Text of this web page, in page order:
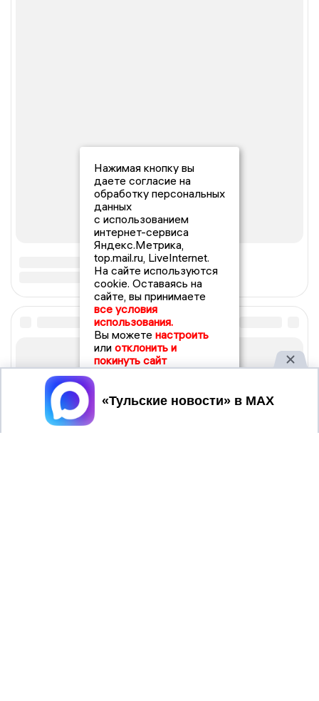
Нажимая кнопку вы
даете согласие на
обработку персональных
данных
с использованием
интернет-сервиса
Яндекс.Метрика,
top.mail.ru, LiveInternet.
На сайте используются
cookie. Оставаясь на
сайте, вы принимаете
все условия
использования.
Вы можете настроить
или отклонить и
покинуть сайт
Принять